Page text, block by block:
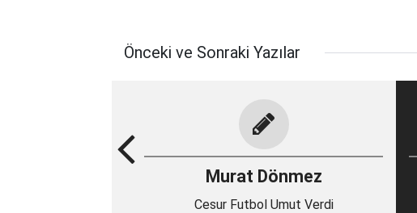
Önceki ve Sonraki Yazılar
Murat Dönmez
Cesur Futbol Umut Verdi